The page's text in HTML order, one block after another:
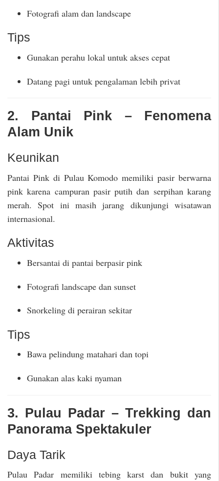
Fotografi alam dan landscape
Tips
Gunakan perahu lokal untuk akses cepat
Datang pagi untuk pengalaman lebih privat
2. Pantai Pink – Fenomena
Alam Unik
Keunikan
Pantai Pink di Pulau Komodo memiliki pasir berwarna
pink karena campuran pasir putih dan serpihan karang
merah. Spot ini masih jarang dikunjungi wisatawan
internasional.
Aktivitas
Bersantai di pantai berpasir pink
Fotografi landscape dan sunset
Snorkeling di perairan sekitar
Tips
Bawa pelindung matahari dan topi
Gunakan alas kaki nyaman
3. Pulau Padar – Trekking dan
Panorama Spektakuler
Daya Tarik
Pulau Padar memiliki tebing karst dan bukit yang